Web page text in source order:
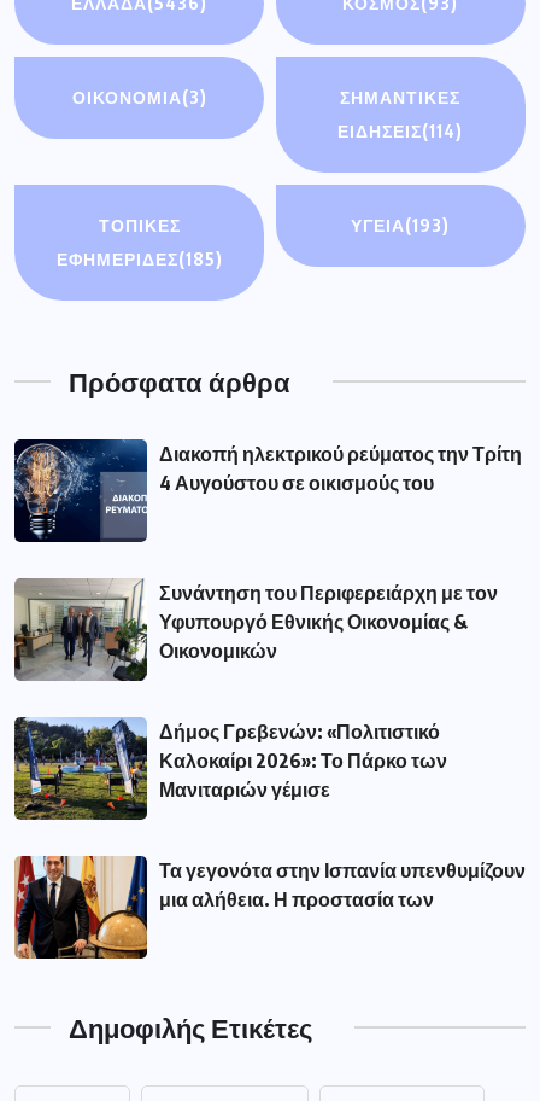
ΟΙΚΟΝΟΜΊΑ(3)
ΣΗΜΑΝΤΙΚΈΣ
ΕΙΔΉΣΕΙΣ(114)
ΤΟΠΙΚΕΣ
ΕΦΗΜΕΡΙΔΕΣ(185)
ΥΓΕΙΑ(193)
Πρόσφατα άρθρα
Διακοπή ηλεκτρικού ρεύματος την Τρίτη
4 Αυγούστου σε οικισμούς του
Συνάντηση του Περιφερειάρχη με τον
Υφυπουργό Εθνικής Οικονομίας &
Οικονομικών
Δήμος Γρεβενών: «Πολιτιστικό
Καλοκαίρι 2026»: Το Πάρκο των
Μανιταριών γέμισε
Τα γεγονότα στην Ισπανία υπενθυμίζουν
μια αλήθεια. Η προστασία των
Δημοφιλής Ετικέτες